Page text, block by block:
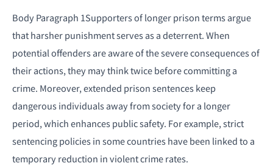
Body Paragraph 1Supporters of longer prison terms argue
that harsher punishment serves as a deterrent. When
potential offenders are aware of the severe consequences of
their actions, they may think twice before committing a
crime. Moreover, extended prison sentences keep
dangerous individuals away from society for a longer
period, which enhances public safety. For example, strict
sentencing policies in some countries have been linked to a
temporary reduction in violent crime rates.